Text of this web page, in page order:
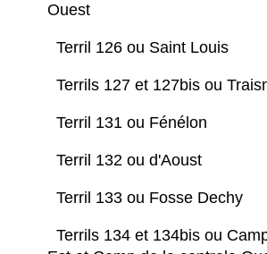
Ouest
Terril 126 ou Saint Louis
Terrils 127 et 127bis ou
Terril 131 ou Fénélon
Terril 132 ou d'Aoust
Terril 133 ou Fosse Dechy
Terrils 134 et 134bis ou